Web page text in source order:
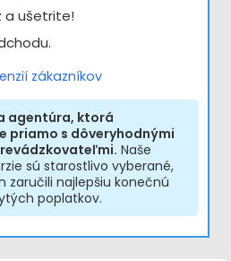
a ušetrite!
zákazníkov
agentúra, ktorá
priamo s dôveryhodnými
Naše
sú starostlivo vyberané,
zaručili najlepšiu konečnú
poplatkov.